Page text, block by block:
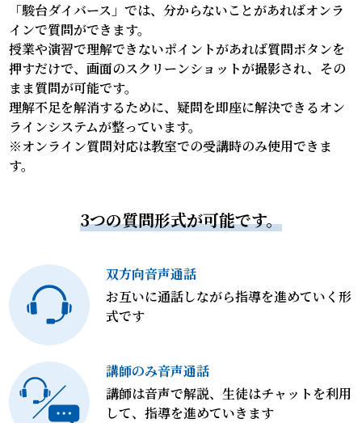
「駿台ダイバース」では、分からないことがあればオンラ
インで質問ができます。
授業や演習で理解できないポイントがあれば質問ボタンを
押すだけで、画面のスクリーンショットが撮影され、その
まま質問が可能です。
理解不足を解消するために、疑問を即座に解決できるオン
ラインシステムが整っています。
※オンライン質問対応は教室での受講時のみ使用できま
す。
3つの質問形式が可能です。
双方向音声通話
お互いに通話しながら指導を進めていく形
式です
講師のみ音声通話
講師は音声で解説、生徒はチャットを利用
して、指導を進めていきます